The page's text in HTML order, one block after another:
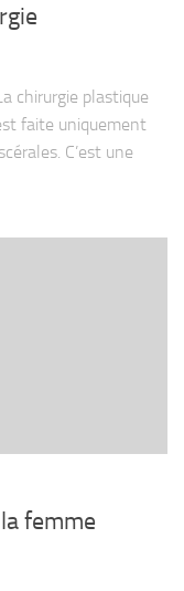
chirurgie plastique
faite uniquement
C’est une
femme